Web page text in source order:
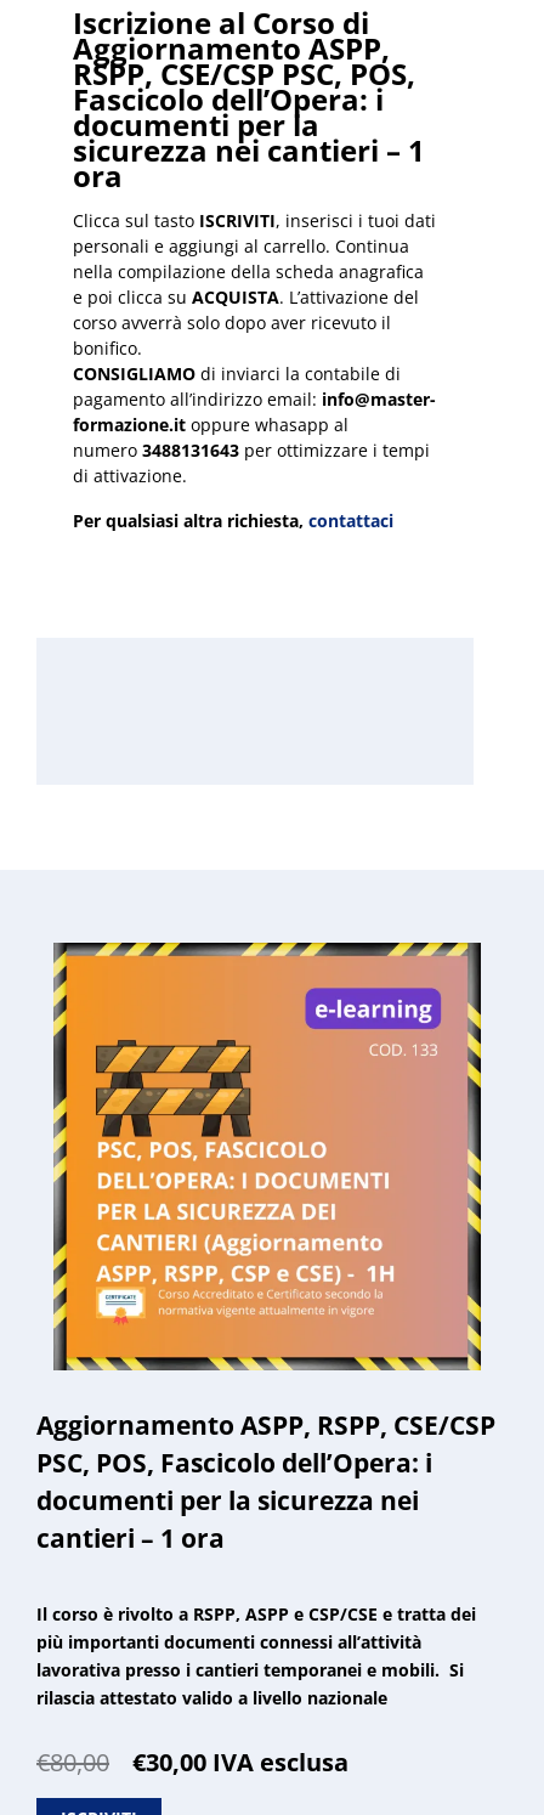
Iscrizione al Corso di
Aggiornamento ASPP,
RSPP, CSE/CSP PSC, POS,
Fascicolo dell’Opera: i
documenti per la
sicurezza nei cantieri – 1
ora
Clicca sul tasto ISCRIVITI, inserisci i tuoi dati
personali e aggiungi al carrello. Continua
nella compilazione della scheda anagrafica
e poi clicca su ACQUISTA. L’attivazione del
corso avverrà solo dopo aver ricevuto il
bonifico.
CONSIGLIAMO di inviarci la contabile di
pagamento all’indirizzo email: info@master-
formazione.it oppure whasapp al
numero 3488131643 per ottimizzare i tempi
di attivazione.
Per qualsiasi altra richiesta, contattaci
Aggiornamento ASPP, RSPP, CSE/CSP
PSC, POS, Fascicolo dell’Opera: i
documenti per la sicurezza nei
cantieri – 1 ora
Il corso è rivolto a RSPP, ASPP e CSP/CSE e tratta dei
più importanti documenti connessi all’attività
lavorativa presso i cantieri temporanei e mobili. Si
rilascia attestato valido a livello nazionale
€80,00
Il
€30,00IlIVA esclusa